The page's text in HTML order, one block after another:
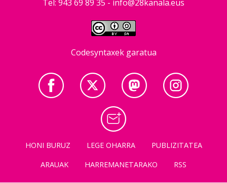
Tel: 943 69 89 35 - info@28kanala.eus
Codesyntaxek garatua
HONI BURUZ LEGE OHARRA
PUBLIZITATEA
ARAUAK
HARREMANETARAKO RSS